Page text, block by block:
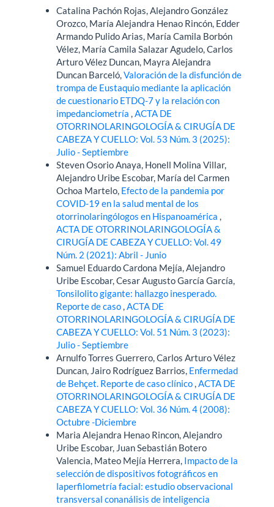
Catalina Pachón Rojas, Alejandro González
Orozco, María Alejandra Henao Rincón, Edder
Armando Pulido Arias, María Camila Borbón
Vélez, María Camila Salazar Agudelo, Carlos
Arturo Vélez Duncan, Mayra Alejandra
Duncan Barceló,Valoración de la disfunción de
trompa de Eustaquio mediante la aplicación
de cuestionario ETDQ-7 y la relación con
impedanciometría,ACTA DE
OTORRINOLARINGOLOGÍA & CIRUGÍA DE
CABEZA Y CUELLO: Vol. 53 Núm. 3 (2025):
Julio - Septiembre
Steven Osorio Anaya, Honell Molina Villar,
Alejandro Uribe Escobar, María del Carmen
Ochoa Martelo, Efecto de la pandemia por
COVID-19 en la salud mental de los
otorrinolaringólogos en Hispanoamérica,
ACTA DE OTORRINOLARINGOLOGÍA &
CIRUGÍA DE CABEZA Y CUELLO: Vol. 49
Núm. 2 (2021): Abril - Junio
Samuel Eduardo Cardona Mejía, Alejandro
Uribe Escobar, Cesar Augusto García García,
Tonsilolito gigante: hallazgo inesperado.
Reporte de caso,ACTA DE
OTORRINOLARINGOLOGÍA & CIRUGÍA DE
CABEZA Y CUELLO: Vol. 51 Núm. 3 (2023):
Julio - Septiembre
Arnulfo Torres Guerrero, Carlos Arturo Vélez
Duncan, Jairo Rodríguez Barrios, Enfermedad
de Behçet. Reporte de caso clínico,ACTA DE
OTORRINOLARINGOLOGÍA & CIRUGÍA DE
CABEZA Y CUELLO: Vol. 36 Núm. 4 (2008):
Octubre -Diciembre
Maria Alejandra Henao Rincon, Alejandro
Uribe Escobar, Juan Sebastián Botero
Valencia, Mateo Mejía Herrera, Impacto de la
selección de dispositivos fotográficos en
laperfilometría facial: estudio observacional
transversal conanálisis de inteligencia